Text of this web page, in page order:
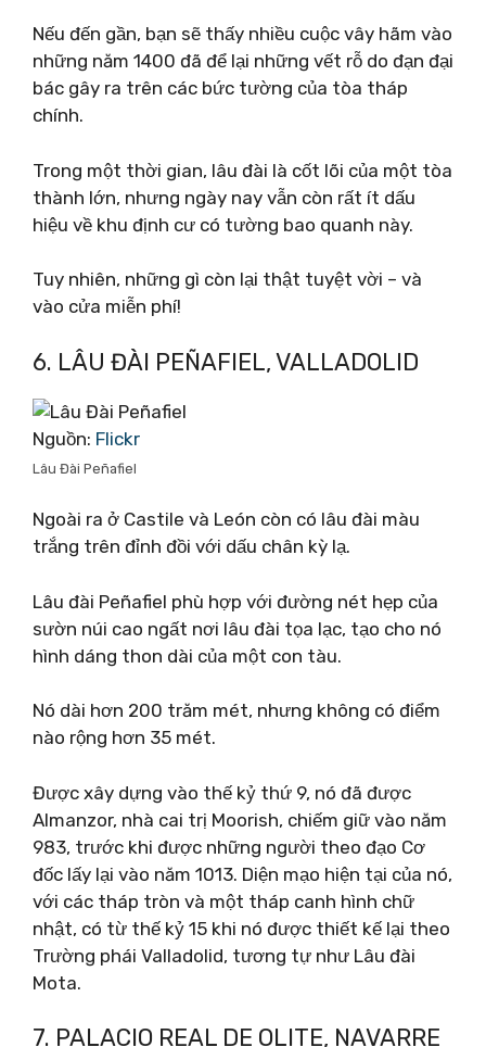
Nếu đến gần, bạn sẽ thấy nhiều cuộc vây hãm vào
những năm 1400 đã để lại những vết rỗ do đạn đại
bác gây ra trên các bức tường của tòa tháp
chính.
Trong một thời gian, lâu đài là cốt lõi của một tòa
thành lớn, nhưng ngày nay vẫn còn rất ít dấu
hiệu về khu định cư có tường bao quanh này.
Tuy nhiên, những gì còn lại thật tuyệt vời – và
vào cửa miễn phí!
6. LÂU ĐÀI PEÑAFIEL, VALLADOLID
Nguồn: Flickr
Lâu Đài Peñafiel
Ngoài ra ở Castile và León còn có lâu đài màu
trắng trên đỉnh đồi với dấu chân kỳ lạ.
Lâu đài Peñafiel phù hợp với đường nét hẹp của
sườn núi cao ngất nơi lâu đài tọa lạc, tạo cho nó
hình dáng thon dài của một con tàu.
Nó dài hơn 200 trăm mét, nhưng không có điểm
nào rộng hơn 35 mét.
Được xây dựng vào thế kỷ thứ 9, nó đã được
Almanzor, nhà cai trị Moorish, chiếm giữ vào năm
983, trước khi được những người theo đạo Cơ
đốc lấy lại vào năm 1013. Diện mạo hiện tại của nó,
với các tháp tròn và một tháp canh hình chữ
nhật, có từ thế kỷ 15 khi nó được thiết kế lại theo
Trường phái Valladolid, tương tự như Lâu đài
Mota.
7. PALACIO REAL DE OLITE, NAVARRE